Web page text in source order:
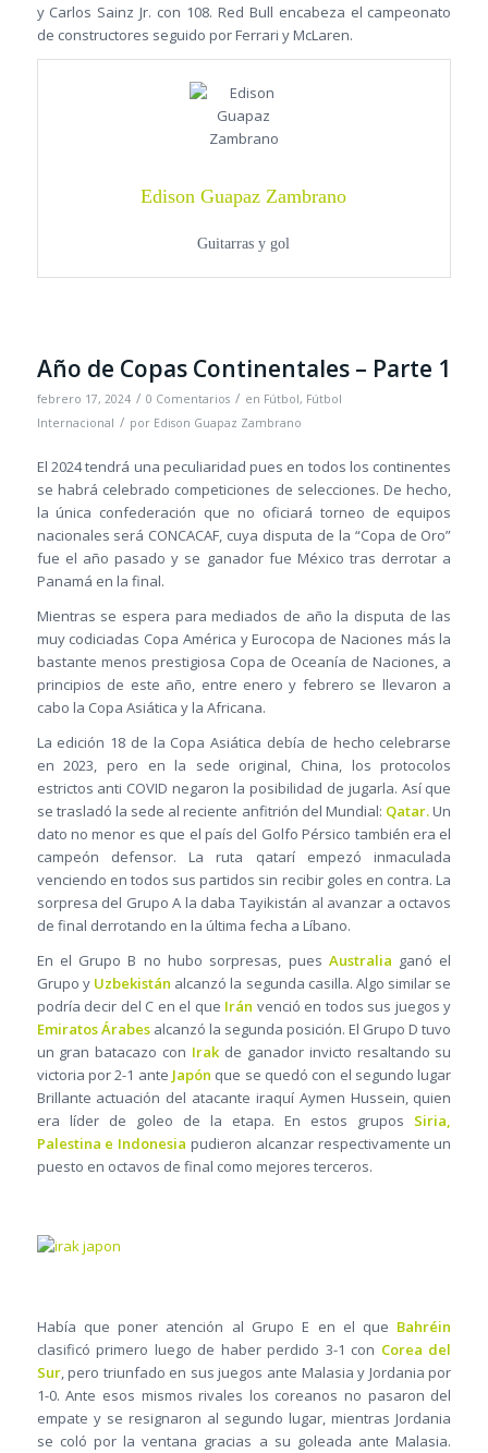
y Carlos Sainz Jr. con 108. Red Bull encabeza el campeonato
de constructores seguido por Ferrari y McLaren.
Edison Guapaz Zambrano
Guitarras y gol
Año de Copas Continentales – Parte 1
febrero 17, 2024 / 0 Comentarios / en Fútbol, Fútbol
Internacional / por Edison Guapaz Zambrano
El 2024 tendrá una peculiaridad pues en todos los continentes
se habrá celebrado competiciones de selecciones. De hecho,
la única confederación que no oficiará torneo de equipos
nacionales será CONCACAF, cuya disputa de la “Copa de Oro”
fue el año pasado y se ganador fue México tras derrotar a
Panamá en la final.
Mientras se espera para mediados de año la disputa de las
muy codiciadas Copa América y Eurocopa de Naciones más la
bastante menos prestigiosa Copa de Oceanía de Naciones, a
principios de este año, entre enero y febrero se llevaron a
cabo la Copa Asiática y la Africana.
La edición 18 de la Copa Asiática debía de hecho celebrarse
en 2023, pero en la sede original, China, los protocolos
estrictos anti COVID negaron la posibilidad de jugarla. Así que
se trasladó la sede al reciente anfitrión del Mundial: Qatar.Un
dato no menor es que el país del Golfo Pérsico también era el
campeón defensor. La ruta qatarí empezó inmaculada
venciendo en todos sus partidos sin recibir goles en contra. La
sorpresa del Grupo A la daba Tayikistán al avanzar a octavos
de final derrotando en la última fecha a Líbano.
En el Grupo B no hubo sorpresas, pues Australia ganó el
Grupo y Uzbekistán alcanzó la segunda casilla. Algo similar se
podría decir del C en el que Irán venció en todos sus juegos y
Emiratos Árabesalcanzó la segunda posición. El Grupo D tuvo
un gran batacazo con Irakde ganador invicto resaltando su
victoria por 2-1 ante Japón que se quedó con el segundo lugar
Brillante actuación del atacante iraquí Aymen Hussein, quien
era líder de goleo de la etapa. En estos grupos Siria,
Palestina e Indonesia pudieron alcanzar respectivamente un
puesto en octavos de final como mejores terceros.
Había que poner atención al Grupo E en el que Bahréin
clasificó primero luego de haber perdido 3-1 con Corea del
Sur, pero triunfado en sus juegos ante Malasia y Jordania por
1-0. Ante esos mismos rivales los coreanos no pasaron del
empate y se resignaron al segundo lugar, mientras Jordania
se coló por la ventana gracias a su goleada ante Malasia.